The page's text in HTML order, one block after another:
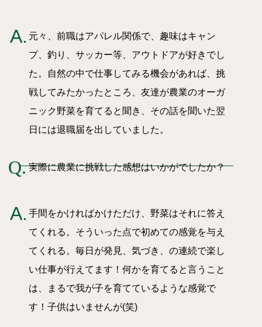
元々、前職はアパレル関係で、趣味はキャン
プ、釣り、サッカー等、アウトドアが好きでし
た。自然の中で仕事してみる機会があれば、挑
戦してみたかったところ、友達が農業のオーガ
ニック野菜を育てると聞き、その話を聞いた翌
日には退職届を出していました。
実際に農業に挑戦した感想はいかがでしたか？
手間をかければかけただけ、野菜はそれに答え
てくれる。そういった点で初めての感覚を与え
てくれる。毎日が発見、気づき、の連続で楽し
い仕事が行えてます！何かを育てると言うこと
は、まるで我が子を育てているような感覚で
す！子供はいませんが(笑)